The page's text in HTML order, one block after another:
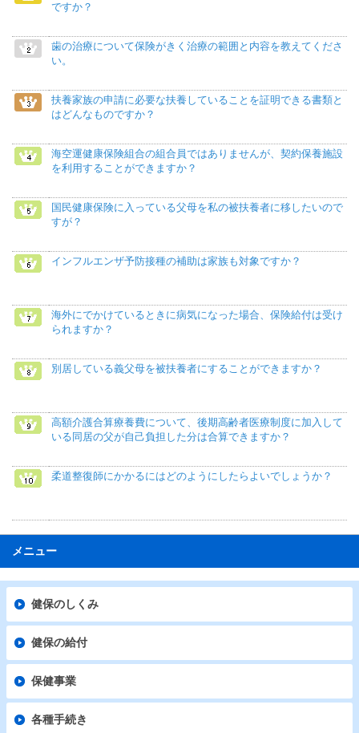
ですか？
歯の治療について保険がきく治療の範囲と内容を教えてくださ
い。
扶養家族の申請に必要な扶養していることを証明できる書類と
はどんなものですか？
海空運健康保険組合の組合員ではありませんが、契約保養施設
を利用することができますか？
国民健康保険に入っている父母を私の被扶養者に移したいので
すが？
インフルエンザ予防接種の補助は家族も対象ですか？
海外にでかけているときに病気になった場合、保険給付は受け
られますか？
別居している義父母を被扶養者にすることができますか？
高額介護合算療養費について、後期高齢者医療制度に加入して
いる同居の父が自己負担した分は合算できますか？
柔道整復師にかかるにはどのようにしたらよいでしょうか？
メニュー
健保のしくみ
健保の給付
保健事業
各種手続き